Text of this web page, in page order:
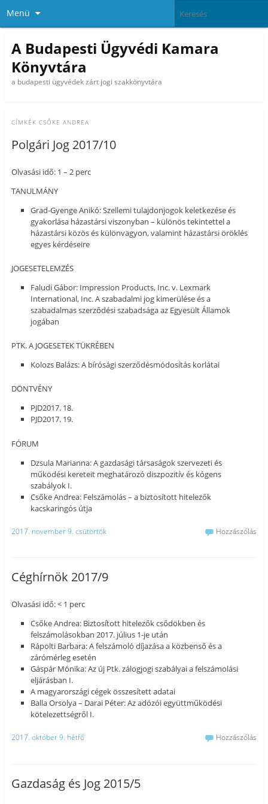
Menü
A Budapesti Ügyvédi Kamara
Könyvtára
a budapesti ügyvédek zárt jogi szakkönyvtára
CÍMKÉK CSŐKE ANDREA
Polgári Jog 2017/10
Olvasási idő: 1 – 2 perc
TANULMÁNY
Grad-Gyenge Anikó: Szellemi tulajdonjogok keletkezése és
gyakorlása házastársi viszonyban – különös tekintettel a
házastársi közös és különvagyon, valamint házastársi öröklés
egyes kérdéseire
JOGESETELEMZÉS
Faludi Gábor: Impression Products, Inc. v. Lexmark
International, Inc. A szabadalmi jog kimerülése és a
szabadalmas szerződési szabadsága az Egyesült Államok
jogában
PTK. A JOGESETEK TÜKRÉBEN
Kolozs Balázs: A bírósági szerződésmódosítás korlátai
DÖNTVÉNY
PJD2017. 18.
PJD2017. 19.
FÓRUM
Dzsula Marianna: A gazdasági társaságok szervezeti és
működési kereteit meghatározó diszpozitív és kógens
szabályok I.
Csőke Andrea: Felszámolás – a biztosított hitelezők
kacskaringós útja
2017. november 9. csütörtök Hozzászólás
Céghírnök 2017/9
Olvasási idő: < 1 perc
Csőke Andrea: Biztosított hitelezők csődökben és
felszámolásokban 2017. július 1-je után
Rápolti Barbara: A felszámoló díjazása a közbenső és a
zárómérleg esetén
Gáspár Mónika: Az új Ptk. zálogjogi szabályai a felszámolási
eljárásban I.
A magyarországi cégek összesített adatai
Balla Orsolya – Darai Péter: Az adózói együttműködési
kötelezettségről I.
2017. október 9. hétfő Hozzászólás
Gazdaság és Jog 2015/5